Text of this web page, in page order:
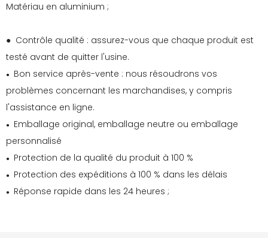
Matériau en aluminium ;
● Contrôle qualité : assurez-vous que chaque produit est
testé avant de quitter l'usine.
● Bon service après-vente : nous résoudrons vos
problèmes concernant les marchandises, y compris
l'assistance en ligne.
● Emballage original, emballage neutre ou emballage
personnalisé
● Protection de la qualité du produit à 100 %
● Protection des expéditions à 100 % dans les délais
● Réponse rapide dans les 24 heures ;